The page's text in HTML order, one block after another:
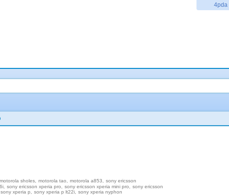
4pda
motorola sholes motorola tao motorola a853
sony ericsson
sony ericsson xperia pro sony ericsson xperia mini pro
sony ericsson
sony xperia p sony xperia p lt22i sony xperia nyphon